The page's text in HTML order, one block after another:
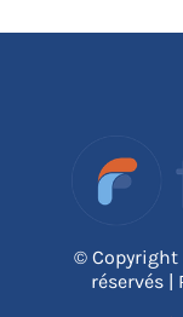
© Copyright
réservés |